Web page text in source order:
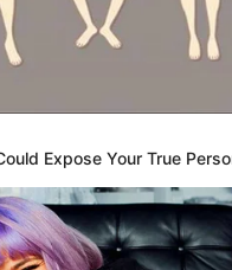
Expose Your True